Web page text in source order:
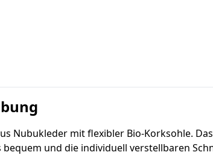
Nubukleder mit flexibler Bio-Korksohle.
bequem und die individuell verstellbaren